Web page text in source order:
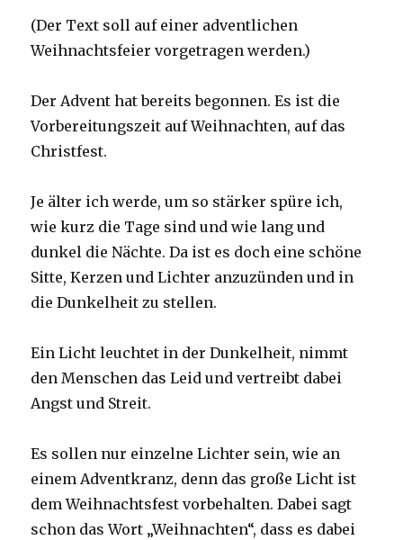
(Der Text soll auf einer adventlichen
Weihnachtsfeier vorgetragen werden.)
Der Advent hat bereits begonnen. Es ist die
Vorbereitungszeit auf Weihnachten, auf das
Christfest.
Je älter ich werde, um so stärker spüre ich,
wie kurz die Tage sind und wie lang und
dunkel die Nächte. Da ist es doch eine schöne
Sitte, Kerzen und Lichter anzuzünden und in
die Dunkelheit zu stellen.
Ein Licht leuchtet in der Dunkelheit, nimmt
den Menschen das Leid und vertreibt dabei
Angst und Streit.
Es sollen nur einzelne Lichter sein, wie an
einem Adventkranz, denn das große Licht ist
dem Weihnachtsfest vorbehalten. Dabei sagt
schon das Wort „Weihnachten“, dass es dabei